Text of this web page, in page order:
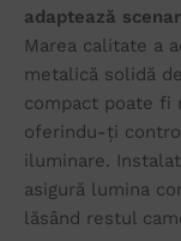
adaptează
Marea calitate a
metalică solidă
compact poate fi
oferindu-ți
iluminare.
asigură lumina
lăsând restul